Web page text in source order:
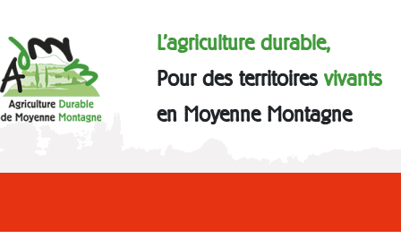
L'agriculture durable,
Pour des territoiresvivants
en Moyenne Montagne